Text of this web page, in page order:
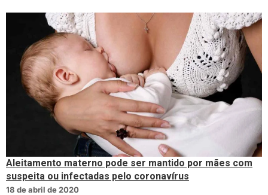
Aleitamento materno pode ser mantido por mães com
suspeita ou infectadas pelo coronavírus
18 de abril de 2020